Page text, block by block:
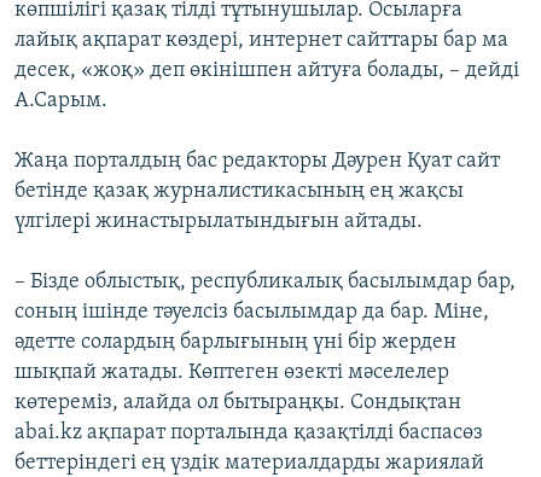
көпшілігі қазақ тілді тұтынушылар. Осыларға
лайық ақпарат көздері, интернет сайттары бар ма
десек, «жоқ» деп өкінішпен айтуға болады, – дейді
А.Сарым.
Жаңа порталдың бас редакторы Дәурен Қуат сайт
бетінде қазақ журналистикасының ең жақсы
үлгілері жинастырылатындығын айтады.
– Бізде облыстық, республикалық басылымдар бар,
соның ішінде тәуелсіз басылымдар да бар. Міне,
әдетте солардың барлығының үні бір жерден
шықпай жатады. Көптеген өзекті мәселелер
көтереміз, алайда ол бытыраңқы. Сондықтан
abai.kz ақпарат порталында қазақтілді баспасөз
беттеріндегі ең үздік материалдарды жариялай